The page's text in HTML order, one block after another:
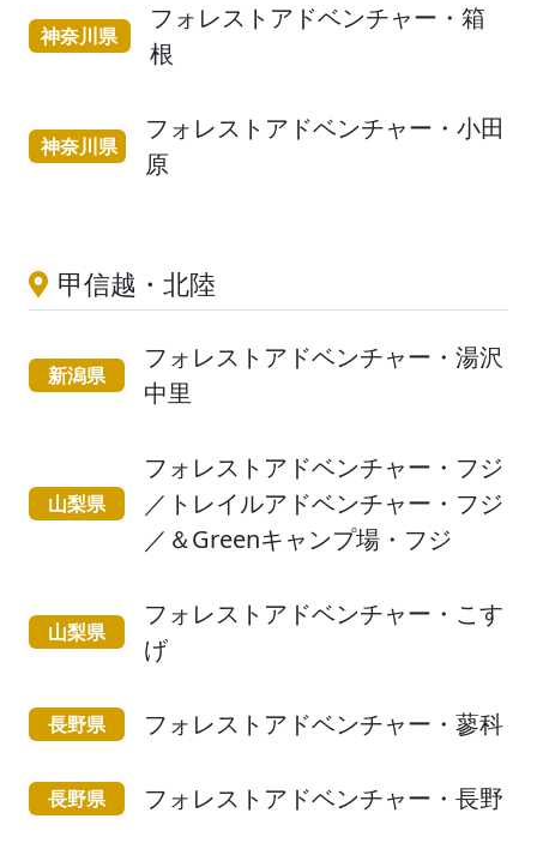
神奈川県
フォレストアドベンチャー・箱
根
神奈川県
フォレストアドベンチャー・小田
原
甲信越・北陸
新潟県
フォレストアドベンチャー・湯沢
中里
山梨県
フォレストアドベンチャー・フジ
／トレイルアドベンチャー・フジ
／＆Greenキャンプ場・フジ
山梨県
フォレストアドベンチャー・こす
げ
長野県 フォレストアドベンチャー・蓼科
長野県 フォレストアドベンチャー・長野